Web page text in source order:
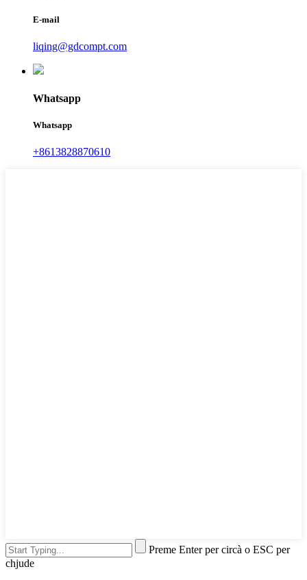
E-mail
liqing@gdcompt.com
Whatsapp
Whatsapp
+8613828870610
Preme Enter per circà o ESC per
chjude